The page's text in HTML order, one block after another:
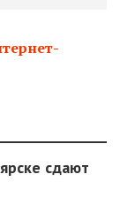
сдают